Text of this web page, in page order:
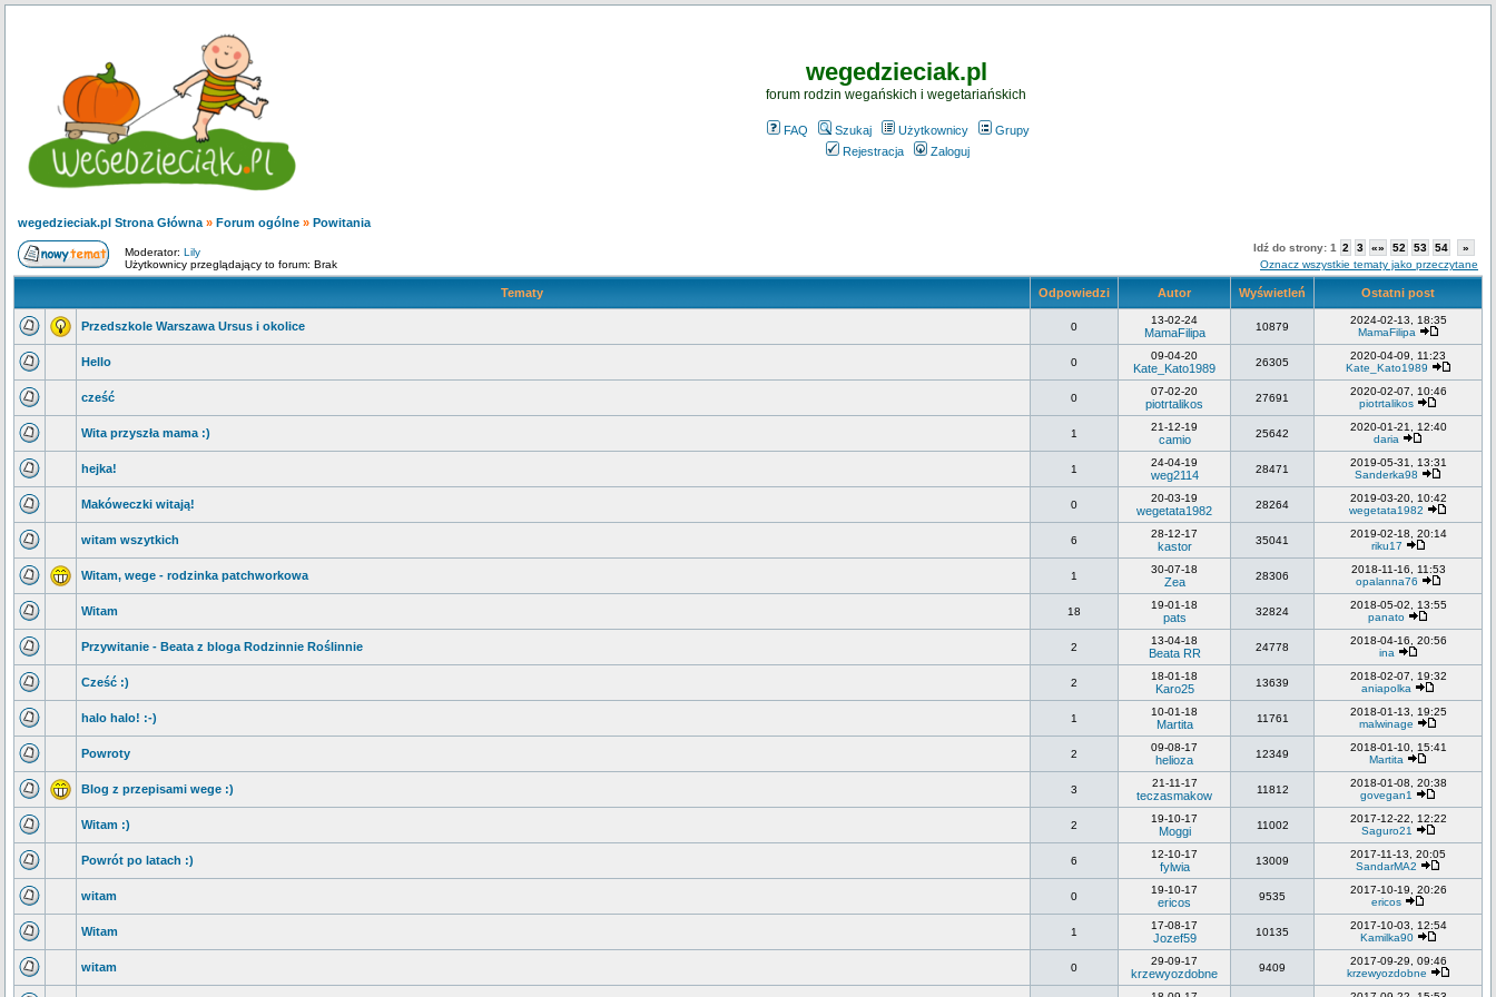
wegedzieciak.pl
forum rodzin wegańskich i wegetariańskich
FAQ Szukaj Użytkownicy
Grupy
Rejestracja
Zaloguj
wegedzieciak.pl Strona Główna » Forum ogólne » Powitania
Moderator: Lily
Użytkownicy przeglądający to forum: Brak
Idź do strony: 1 2 3 «» 52 53 54
»
Oznacz wszystkie tematy jako przeczytane
Tematy Odpowiedzi Autor Wyświetleń Ostatni post
Przedszkole Warszawa Ursus i okolice 0
13-02-24
MamaFilipa 10879
2024-02-13, 18:35
MamaFilipa
Hello 0
09-04-20
Kate_Kato1989 26305
2020-04-09, 11:23
Kate_Kato1989
cześć 0
07-02-20
piotrtalikos 27691
2020-02-07, 10:46
piotrtalikos
Wita przyszła mama :) 1
21-12-19
camio 25642
2020-01-21, 12:40
daria
hejka! 1
24-04-19
weg2114 28471
2019-05-31, 13:31
Sanderka98
Makóweczki witają! 0
20-03-19
wegetata1982 28264
2019-03-20, 10:42
wegetata1982
witam wszytkich 6
28-12-17
kastor 35041
2019-02-18, 20:14
riku17
Witam, wege - rodzinka patchworkowa 1
30-07-18
Zea 28306
2018-11-16, 11:53
opalanna76
Witam 18
19-01-18
pats 32824
2018-05-02, 13:55
panato
Przywitanie - Beata z bloga Rodzinnie Roślinnie 2
13-04-18
Beata RR 24778
2018-04-16, 20:56
ina
Cześć :) 2
18-01-18
Karo25 13639
2018-02-07, 19:32
aniapolka
halo halo! :-) 1
10-01-18
Martita 11761
2018-01-13, 19:25
malwinage
Powroty 2
09-08-17
helioza 12349
2018-01-10, 15:41
Martita
Blog z przepisami wege :) 3
21-11-17
teczasmakow 11812
2018-01-08, 20:38
govegan1
Witam :) 2
19-10-17
Moggi 11002
2017-12-22, 12:22
Saguro21
Powrót po latach :) 6
12-10-17
fylwia 13009
2017-11-13, 20:05
SandarMA2
witam 0
19-10-17
ericos 9535
2017-10-19, 20:26
ericos
Witam 1
17-08-17
Jozef59 10135
2017-10-03, 12:54
Kamilka90
witam 0
29-09-17
krzewyozdobne 9409
2017-09-29, 09:46
krzewyozdobne